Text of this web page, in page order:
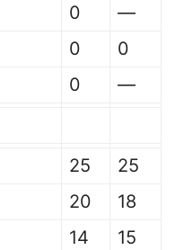
0
—
0
0
0
—
25
25
20
18
14
15